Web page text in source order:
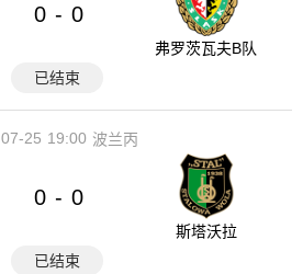
0 - 0
弗罗茨瓦夫B队
已结束
19:00
07-25 波兰丙
0 - 0
斯塔沃拉
已结束